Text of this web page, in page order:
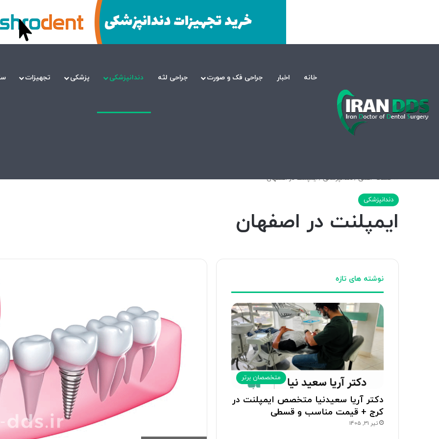
خانه اخبار جراحی فک و صورت جراحی لثه دندانپزشکی پزشکی تجهیزات
صفحه اصلی/دندانپزشکی/ایمپلنت در اصفهان
دندانپزشکی
ایمپلنت در اصفهان
نوشته های تازه
متخصصان برتر
دکتر آریا سعیدنیا متخصص ایمپلنت در
کرج + قیمت مناسب و قسطی
تیر 31, 1405